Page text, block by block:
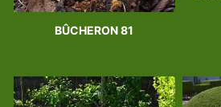
BÛCHERON 81